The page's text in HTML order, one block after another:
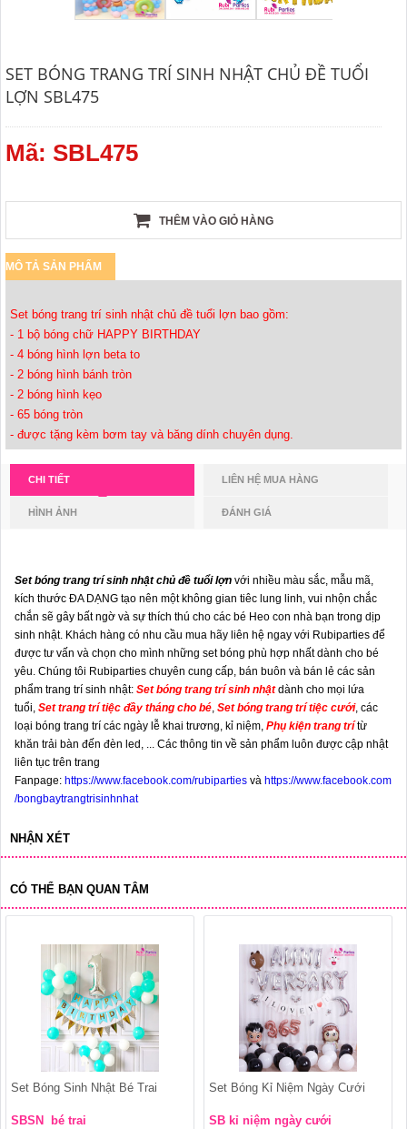
SET BÓNG TRANG TRÍ SINH NHẬT CHỦ ĐỀ TUỔI
LỢN SBL475
Mã: SBL475
THÊM VÀO GIỎ HÀNG
MÔ TẢ SẢN PHẨM
Set bóng trang trí sinh nhật chủ đề tuổi lợn bao gồm:
- 1 bộ bóng chữ HAPPY BIRTHDAY
- 4 bóng hình lợn beta to
- 2 bóng hình bánh tròn
- 2 bóng hình kẹo
- 65 bóng tròn
- được tặng kèm bơm tay và băng dính chuyên dụng.
CHI TIẾT LIÊN HỆ MUA HÀNG
HÌNH ẢNH ĐÁNH GIÁ
Set bóng trang trí sinh nhật chủ đề tuổi lợn với nhiều màu sắc, mẫu mã,
kích thước ĐA DẠNG tạo nên một không gian tiêc lung linh, vui nhộn chắc
chắn sẽ gây bất ngờ và sự thích thú cho các bé Heo con nhà bạn trong dịp
sinh nhật. Khách hàng có nhu cầu mua hãy liên hệ ngay với Rubiparties để
được tư vấn và chọn cho mình những set bóng phù hợp nhất dành cho bé
yêu. Chúng tôi Rubiparties chuyên cung cấp, bán buôn và bán lẻ các sản
phẩm trang trí sinh nhật: Set bóng trang trí sinh nhậtdành cho mọi lứa
tuổi, Set trang trí tiệc đầy tháng cho bé, Set bóng trang trí tiệc cưới, các
loại bóng trang trí các ngày lễ khai trương, kỉ niệm, Phụ kiện trang trítừ
khăn trải bàn đến đèn led, ... Các thông tin về sản phẩm luôn được cập nhật
liên tục trên trang
Fanpage: https://www.facebook.com/rubiparties và https://www.facebook.com
/bongbaytrangtrisinhnhat
NHẬN XÉT
CÓ THỂ BẠN QUAN TÂM
Set Bóng Sinh Nhật Bé Trai
SBSN bé trai
Set Bóng Kỉ Niệm Ngày Cưới
SB kỉ niệm ngày cưới